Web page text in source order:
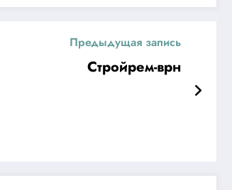
Предыдущая запись
Стройрем-врн